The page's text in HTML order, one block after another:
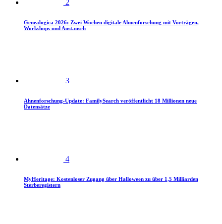
2
Genealogica 2026: Zwei Wochen digitale Ahnenforschung mit Vorträgen,
Workshops und Austausch
3
Ahnenforschung-Update: FamilySearch veröffentlicht 18 Millionen neue
Datensätze
4
MyHeritage: Kostenloser Zugang über Halloween zu über 1,5 Milliarden
Sterberegistern